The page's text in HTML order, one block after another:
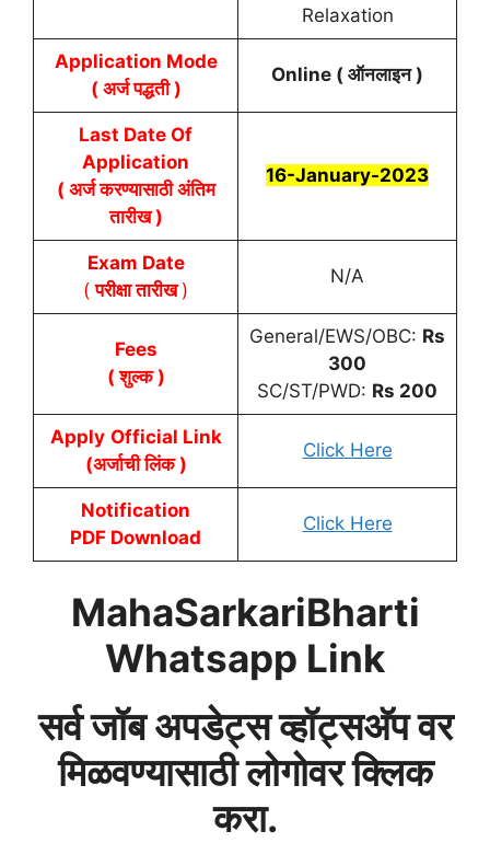
Relaxation
Application Mode
( अर्ज पद्धती )
Online ( ऑनलाइन )
Last Date Of
Application
( अर्ज करण्यासाठी अंतिम
तारीख )
16-January-2023
Exam Date
(परीक्षा तारीख)
N/A
Fees
( शुल्क )
General/EWS/OBC: Rs
300
SC/ST/PWD: Rs 200
Apply Official Link
(अर्जाची लिंक )
Click Here
Notification
PDF Download
Click Here
MahaSarkariBharti
Whatsapp Link
सर्व जॉब अपडेट्स व्हॉट्सअ‍ॅप वर
मिळवण्यासाठी लोगोवर क्लिक
करा.